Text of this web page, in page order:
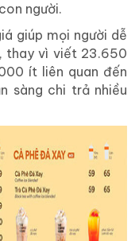
người.
giúp mọi người dễ
thay vì viết 23.650
ít liên quan đến
sàng chi trả nhiều